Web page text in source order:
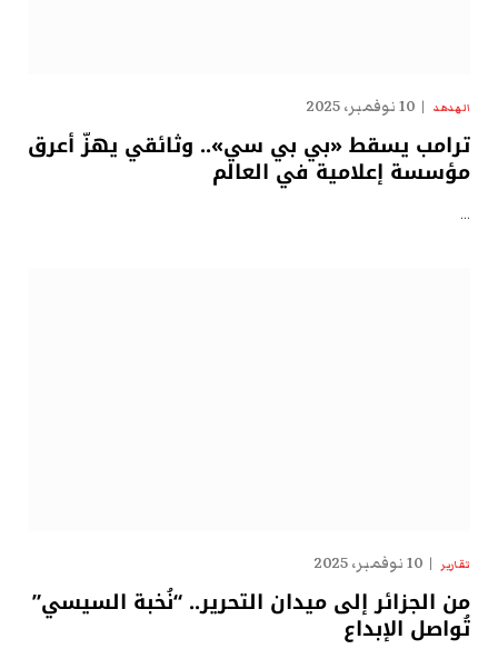
الهدهد 10 نوفمبر، 2025
ترامب يسقط «بي بي سي».. وثائقي يهزّ أعرق
مؤسسة إعلامية في العالم
…
تقارير 10 نوفمبر، 2025
من الجزائر إلى ميدان التحرير.. “نُخبة السيسي”
تُواصل الإبداع